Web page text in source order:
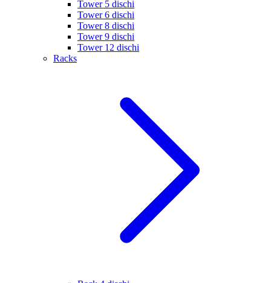
Tower 5 dischi
Tower 6 dischi
Tower 8 dischi
Tower 9 dischi
Tower 12 dischi
Racks